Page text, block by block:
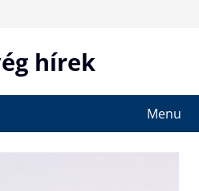
hírek
Menu